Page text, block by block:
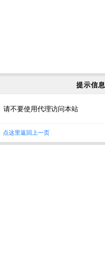
提示信息
请不要使用代理访问本站
点这里返回上一页